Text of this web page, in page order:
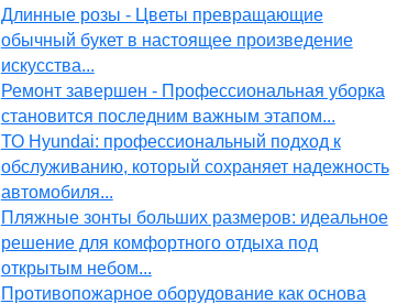
Длинные розы - Цветы превращающие
обычный букет в настоящее произведение
искусства...
Ремонт завершен - Профессиональная уборка
становится последним важным этапом...
ТО Hyundai: профессиональный подход к
обслуживанию, который сохраняет надежность
автомобиля...
Пляжные зонты больших размеров: идеальное
решение для комфортного отдыха под
открытым небом...
Противопожарное оборудование как основа